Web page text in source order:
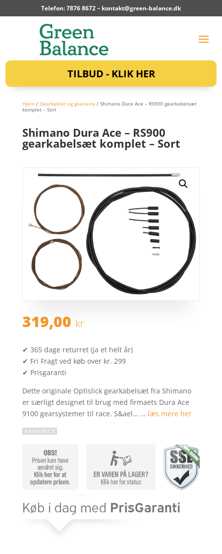
Telefon: 7876 8672 – kontakt@green-balance.dk
TILBUD - KLIK HER
Hjem/ Gearkabler og gearwire / Shimano Dura Ace – RS900 gearkabelsæt
komplet – Sort
Shimano Dura Ace – RS900
gearkabelsæt komplet – Sort
319,00 kr.
✔ 365 dage returret (ja et helt år)
✔ Fri Fragt ved køb over kr. 299
✔ Prisgaranti
Dette originale Optislick gearkabelsæt fra Shimano
er særligt designet til brug med firmaets Dura Ace
9100 gearsystemer til race. S&ael… … læs mere her